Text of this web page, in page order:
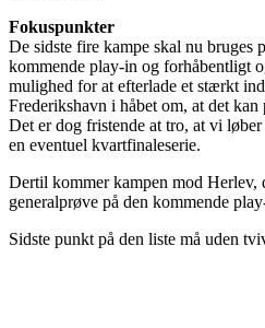
Fokuspunkter
De sidste fire kampe skal nu bruges
kommende play-in og forhåbentligt
mulighed for at efterlade et stærkt
Frederikshavn i håbet om, at det
Det er dog fristende at tro, at vi
en eventuel kvartfinaleserie.
Dertil kommer kampen mod Herlev,
generalprøve på den kommende
Sidste punkt på den liste må uden